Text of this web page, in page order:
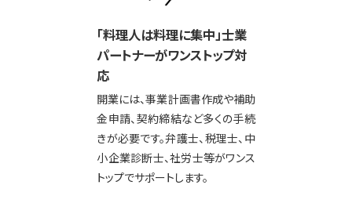
「料理人は料理に集中」士業
パートナーがワンストップ対
応
開業には、事業計画書作成や補助
金申請、契約締結など多くの手続
きが必要です。弁護士、税理士、中
小企業診断士、社労士等がワンス
トップでサポートします。